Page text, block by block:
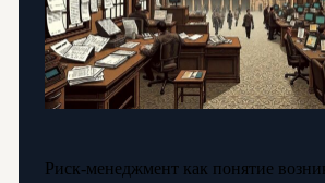
Риск-менеджмент как понятие